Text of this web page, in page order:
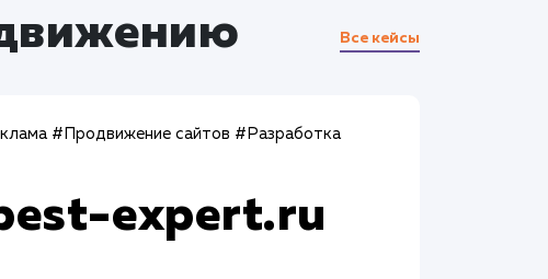
Все кейсы
#Продвижение сайтов #Разработка
expert.ru